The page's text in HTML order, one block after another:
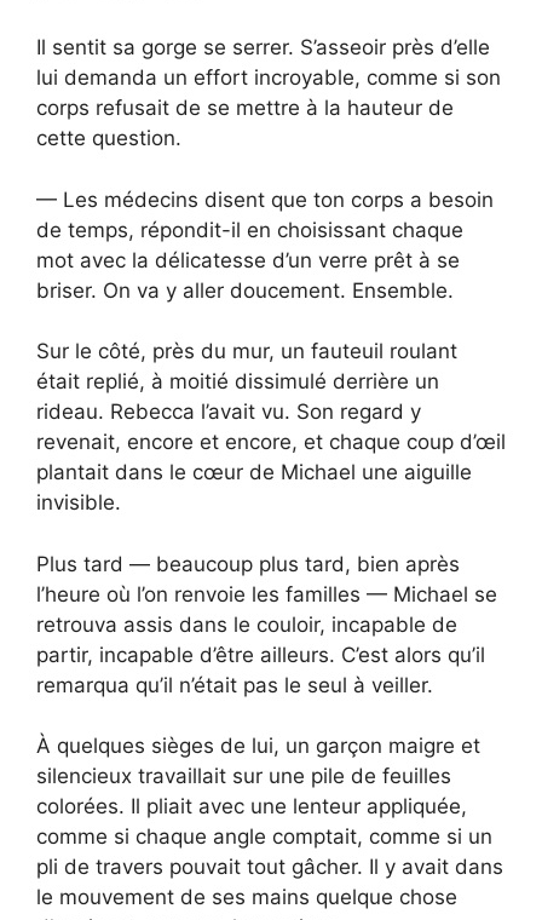
Il sentit sa gorge se serrer. S’asseoir près d’elle
lui demanda un effort incroyable, comme si son
corps refusait de se mettre à la hauteur de
cette question.
— Les médecins disent que ton corps a besoin
de temps, répondit-il en choisissant chaque
mot avec la délicatesse d’un verre prêt à se
briser. On va y aller doucement. Ensemble.
Sur le côté, près du mur, un fauteuil roulant
était replié, à moitié dissimulé derrière un
rideau. Rebecca l’avait vu. Son regard y
revenait, encore et encore, et chaque coup d’œil
plantait dans le cœur de Michael une aiguille
invisible.
Plus tard — beaucoup plus tard, bien après
l’heure où l’on renvoie les familles — Michael se
retrouva assis dans le couloir, incapable de
partir, incapable d’être ailleurs. C’est alors qu’il
remarqua qu’il n’était pas le seul à veiller.
À quelques sièges de lui, un garçon maigre et
silencieux travaillait sur une pile de feuilles
colorées. Il pliait avec une lenteur appliquée,
comme si chaque angle comptait, comme si un
pli de travers pouvait tout gâcher. Il y avait dans
le mouvement de ses mains quelque chose